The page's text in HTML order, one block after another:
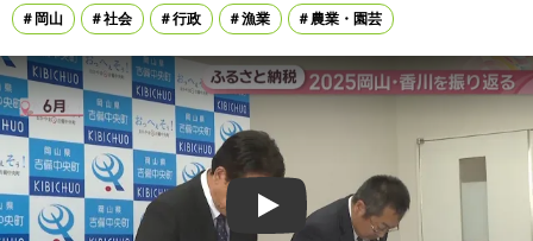
岡山
社会 行政 漁業 農業・園芸
Play